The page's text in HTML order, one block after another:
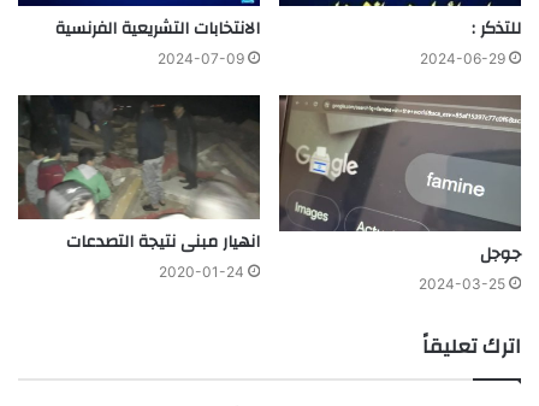
للتذكر :
2024-06-29
الانتخابات التشريعية الفرنسية
2024-07-09
جوجل
2024-03-25
انهيار مبنى نتيجة التصدعات
2020-01-24
اترك تعليقاً